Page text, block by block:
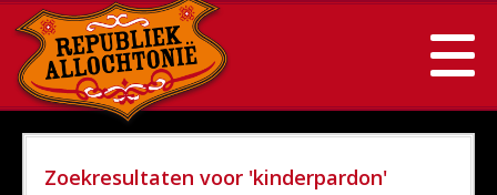
Zoekresultaten voor 'kinderpardon'